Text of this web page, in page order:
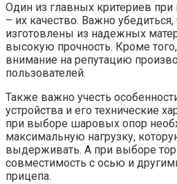
Один из главных критериев
– их качество. Важно убедиться,
изготовлены из надежных
высокую прочность. Кроме того,
внимание на репутацию
пользователей.
Также важно учесть
устройства и его технические
при выборе шаровых опор
максимальную нагрузку,
выдерживать. А при выборе
совместимость с осью и
прицепа.